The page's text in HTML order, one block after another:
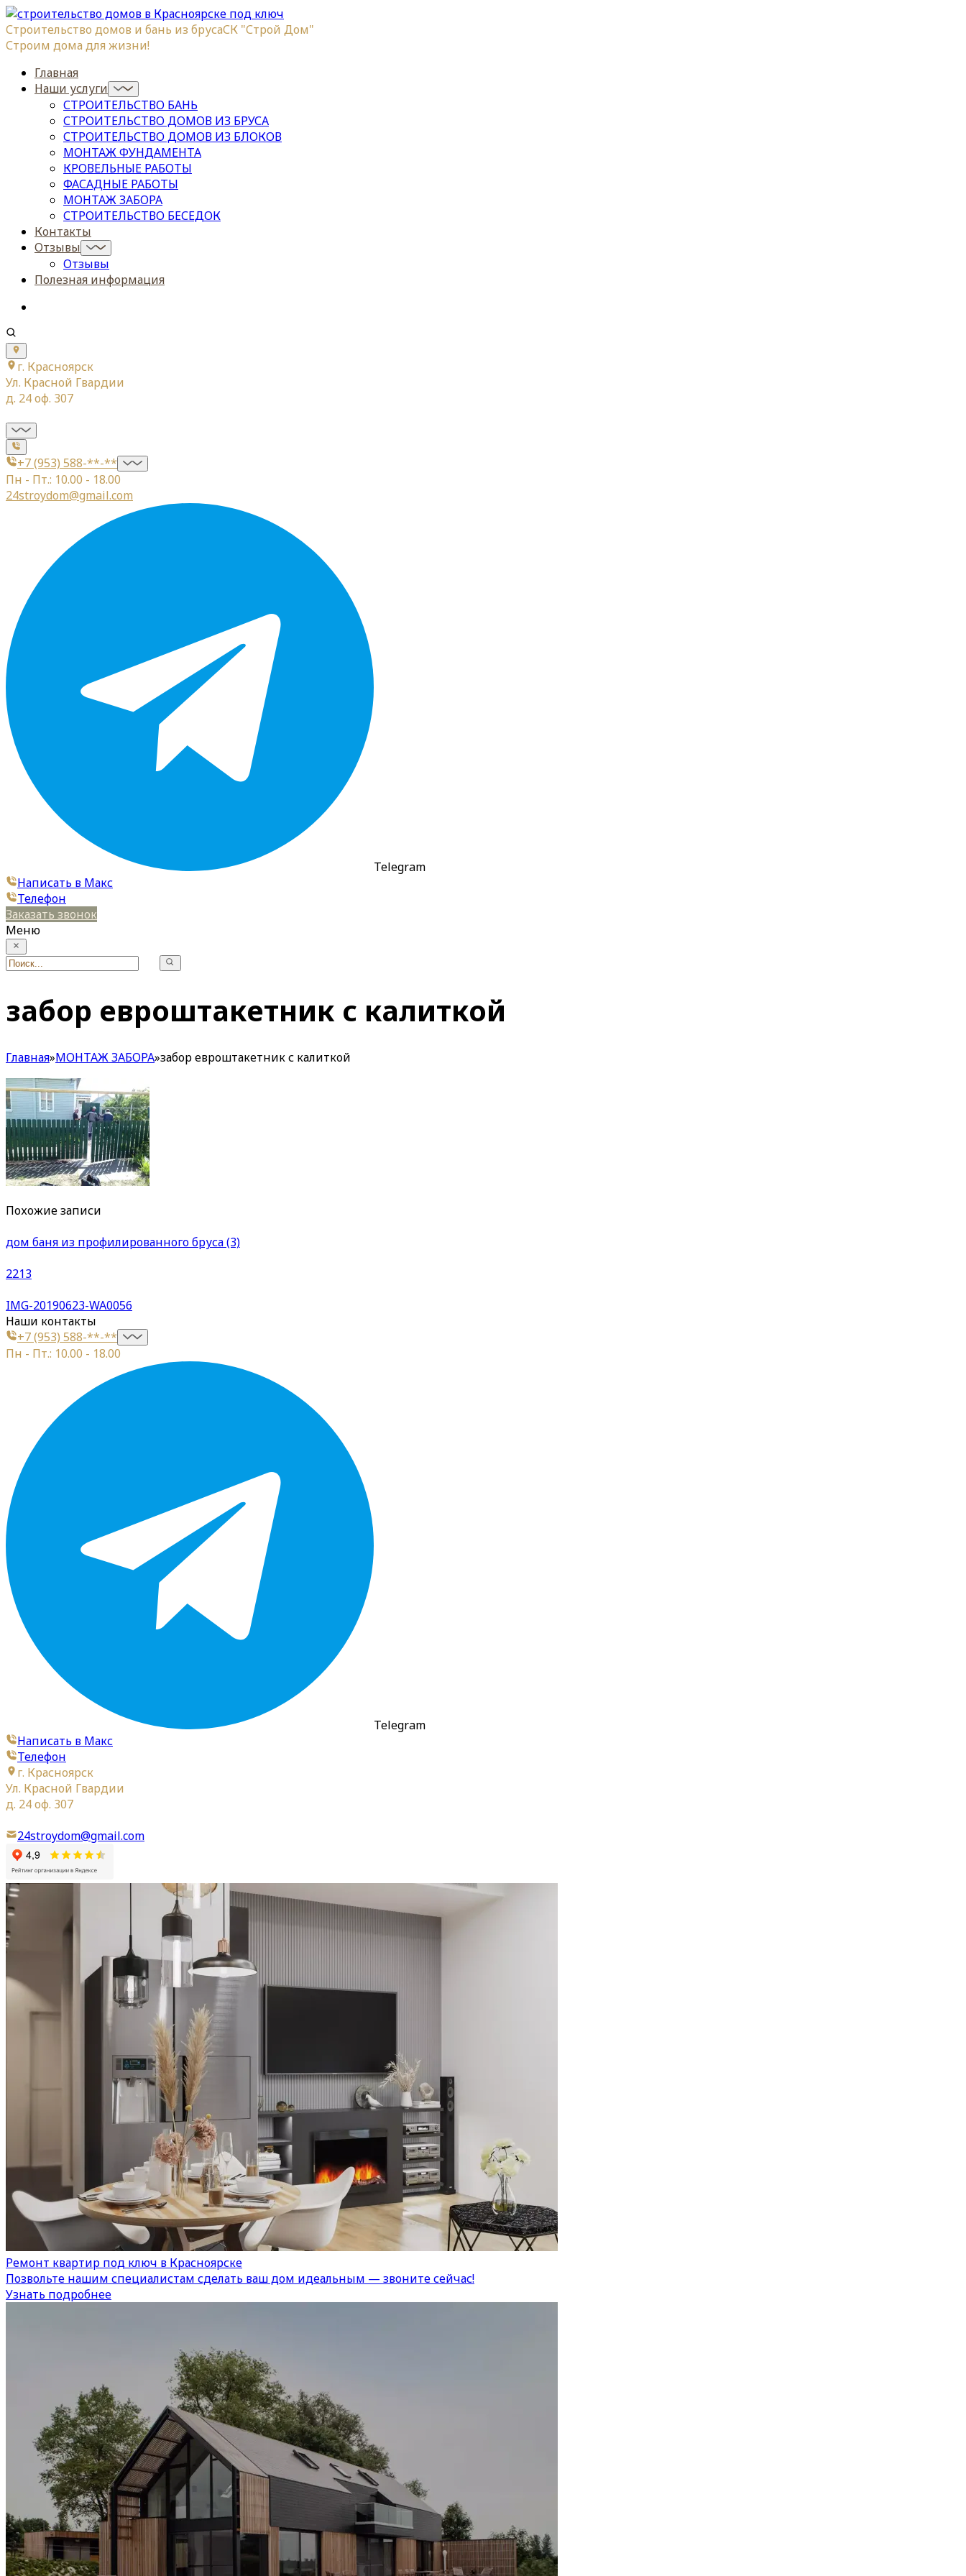
Строительство домов и бань из брусаСК "Строй Дом"
Строим дома для жизни!
Главная
Наши услуги
СТРОИТЕЛЬСТВО БАНЬ
СТРОИТЕЛЬСТВО ДОМОВ ИЗ БРУСА
СТРОИТЕЛЬСТВО ДОМОВ ИЗ БЛОКОВ
МОНТАЖ ФУНДАМЕНТА
КРОВЕЛЬНЫЕ РАБОТЫ
ФАСАДНЫЕ РАБОТЫ
МОНТАЖ ЗАБОРА
СТРОИТЕЛЬСТВО БЕСЕДОК
Контакты
Отзывы
Отзывы
Полезная информация
г. Красноярск
Ул. Красной Гвардии
д. 24 оф. 307
+7 (953) 588-**-**
Пн - Пт.: 10.00 - 18.00
24stroydom@gmail.com
Telegram
Написать в Макс
Телефон
Заказать звонок
Меню
забор евроштакетник с калиткой
Главная»МОНТАЖ ЗАБОРА»забор евроштакетник с калиткой
Похожие записи
дом баня из профилированного бруса (3)
2213
IMG-20190623-WA0056
Наши контакты
+7 (953) 588-**-**
Пн - Пт.: 10.00 - 18.00
Telegram
Написать в Макс
Телефон
г. Красноярск
Ул. Красной Гвардии
д. 24 оф. 307
24stroydom@gmail.com
Ремонт квартир под ключ в Красноярске
Позвольте нашим специалистам сделать ваш дом идеальным — звоните сейчас!
Узнать подробнее